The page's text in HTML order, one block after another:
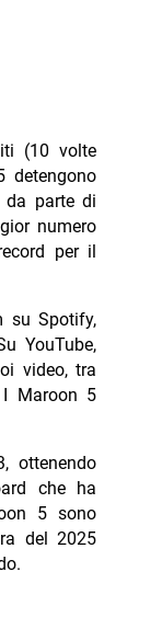
(10 volte
detengono
da parte di
numero
per il
su Spotify,
YouTube,
video, tra
Maroon 5
ottenendo
che ha
5 sono
del 2025